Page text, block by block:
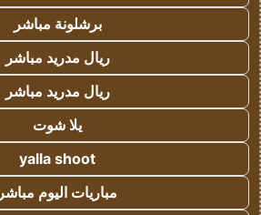
برشلونة مباشر
ريال مدريد مباشر
ريال مدريد مباشر
يلا شوت
yalla shoot
مباريات اليوم مباشر